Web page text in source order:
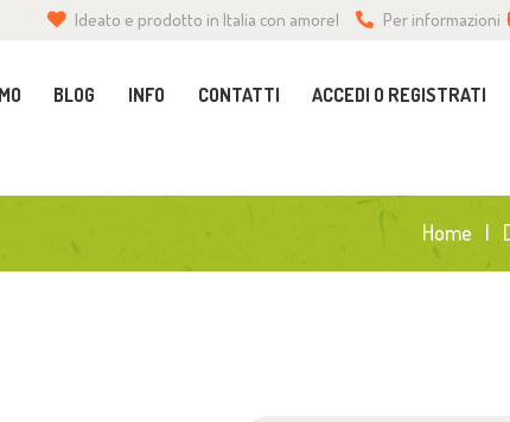
Ideato e prodotto in Italia con amore! Per informazioni
BLOG INFO CONTATTI
ACCEDI O REGISTRATI
Home